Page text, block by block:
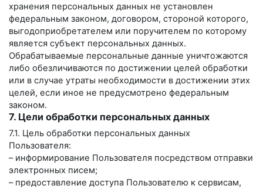
хранения персональных данных не установлен
федеральным законом, договором, стороной которого,
выгодоприобретателем или поручителем по которому
является субъект персональных данных.
Обрабатываемые персональные данные уничтожаются
либо обезличиваются по достижении целей обработки
или в случае утраты необходимости в достижении этих
целей, если иное не предусмотрено федеральным
законом.
7. Цели обработки персональных данных
7.1. Цель обработки персональных данных
Пользователя:
– информирование Пользователя посредством отправки
электронных писем;
– предоставление доступа Пользователю к сервисам,